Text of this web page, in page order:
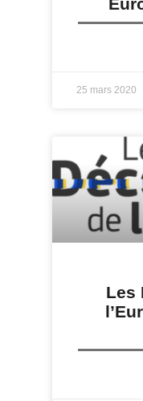
25 mars 2020
Les